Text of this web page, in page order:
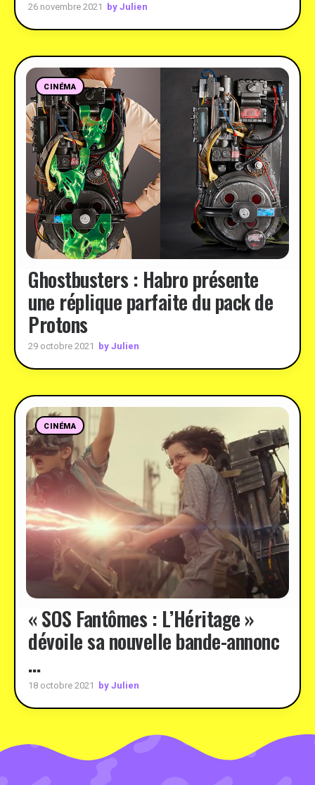
26 novembre 2021 by Julien
CINÉMA
Ghostbusters : Habro présente
une réplique parfaite du pack de
Protons
29 octobre 2021 by Julien
CINÉMA
« SOS Fantômes : L’Héritage »
dévoile sa nouvelle bande-annonc
…
18 octobre 2021 by Julien